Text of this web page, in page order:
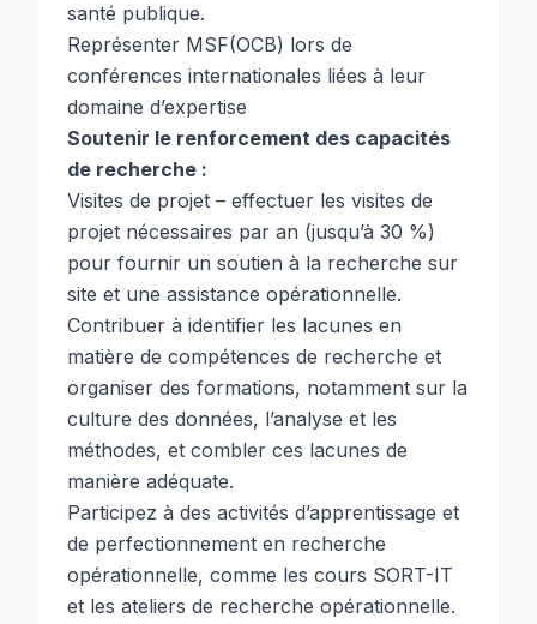
santé publique.
Représenter MSF(OCB) lors de
conférences internationales liées à leur
domaine d’expertise
Soutenir le renforcement des capacités
de recherche :
Visites de projet – effectuer les visites de
projet nécessaires par an (jusqu’à 30 %)
pour fournir un soutien à la recherche sur
site et une assistance opérationnelle.
Contribuer à identifier les lacunes en
matière de compétences de recherche et
organiser des formations, notamment sur la
culture des données, l’analyse et les
méthodes, et combler ces lacunes de
manière adéquate.
Participez à des activités d’apprentissage et
de perfectionnement en recherche
opérationnelle, comme les cours SORT-IT
et les ateliers de recherche opérationnelle.